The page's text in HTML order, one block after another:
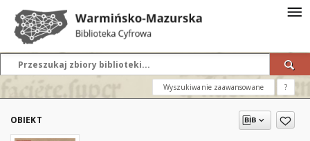
Wyszukiwanie zaawansowane ?
OBIEKT